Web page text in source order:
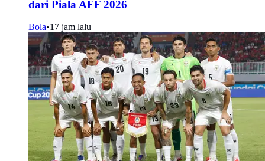
dari Piala AFF 2026
Bola•17 jam lalu